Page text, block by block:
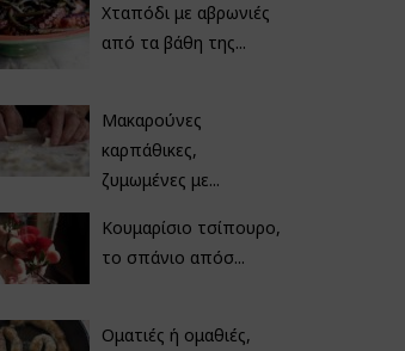
Χταπόδι με αβρωνιές
από τα βάθη της...
Μακαρούνες
καρπάθικες,
ζυμωμένες με...
Κουμαρίσιο τσίπουρο,
το σπάνιο απόσ...
Οματιές ή ομαθιές,